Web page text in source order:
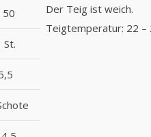
Der Teig ist weich.
Teigtemperatur: 22 –
St.